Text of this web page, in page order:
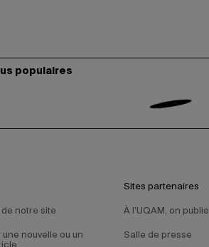
populaires
notre site
nouvelle ou un
Sites partenaires
À l’UQAM, on publie
Salle de presse